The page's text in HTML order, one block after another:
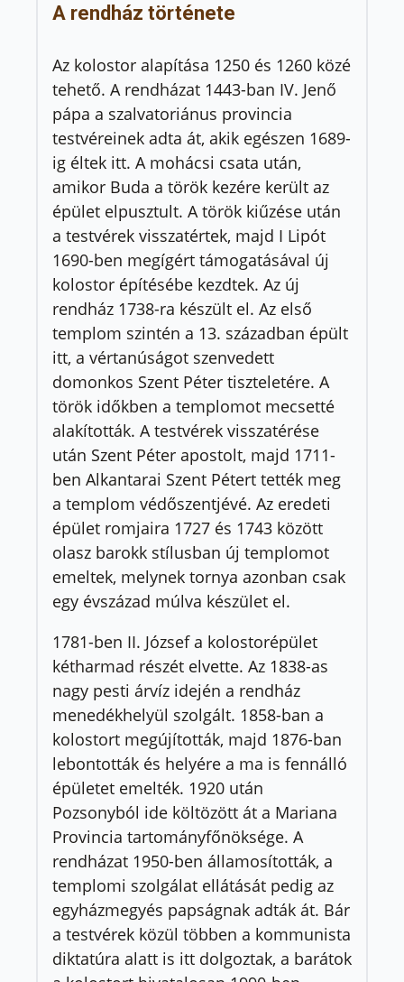
A rendház története
Az kolostor alapítása 1250 és 1260 közé
tehető. A rendházat 1443-ban IV. Jenő
pápa a szalvatoriánus provincia
testvéreinek adta át, akik egészen 1689-
ig éltek itt. A mohácsi csata után,
amikor Buda a török kezére került az
épület elpusztult. A török kiűzése után
a testvérek visszatértek, majd I Lipót
1690-ben megígért támogatásával új
kolostor építésébe kezdtek. Az új
rendház 1738-ra készült el. Az első
templom szintén a 13. században épült
itt, a vértanúságot szenvedett
domonkos Szent Péter tiszteletére. A
török időkben a templomot mecsetté
alakították. A testvérek visszatérése
után Szent Péter apostolt, majd 1711-
ben Alkantarai Szent Pétert tették meg
a templom védőszentjévé. Az eredeti
épület romjaira 1727 és 1743 között
olasz barokk stílusban új templomot
emeltek, melynek tornya azonban csak
egy évszázad múlva készület el.
1781-ben II. József a kolostorépület
kétharmad részét elvette. Az 1838-as
nagy pesti árvíz idején a rendház
menedékhelyül szolgált. 1858-ban a
kolostort megújították, majd 1876-ban
lebontották és helyére a ma is fennálló
épületet emelték. 1920 után
Pozsonyból ide költözött át a Mariana
Provincia tartományfőnöksége. A
rendházat 1950-ben államosították, a
templomi szolgálat ellátását pedig az
egyházmegyés papságnak adták át. Bár
a testvérek közül többen a kommunista
diktatúra alatt is itt dolgoztak, a barátok